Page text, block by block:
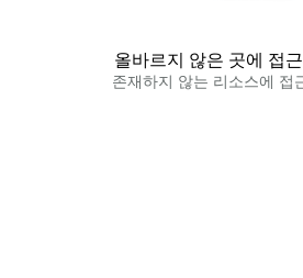
올바르지 않은 곳에 접
존재하지 않는 리소스에 접